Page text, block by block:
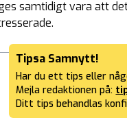
samtidigt vara att
Tipsa Samnytt!
Har du ett tips eller
Mejla redaktionen på:
Ditt tips behandlas